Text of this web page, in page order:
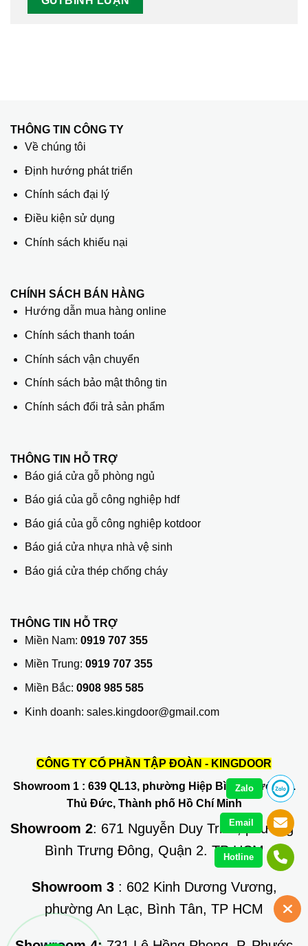
THÔNG TIN CÔNG TY
Về chúng tôi
Định hướng phát triển
Chính sách đại lý
Điều kiện sử dụng
Chính sách khiếu nại
CHÍNH SÁCH BÁN HÀNG
Hướng dẫn mua hàng online
Chính sách thanh toán
Chính sách vận chuyển
Chính sách bảo mật thông tin
Chính sách đổi trả sản phẩm
THÔNG TIN HỖ TRỢ
Báo giá cửa gỗ phòng ngủ
Báo giá của gỗ công nghiệp hdf
Báo giá của gỗ công nghiệp kotdoor
Báo giá cửa nhựa nhà vệ sinh
Báo giá cửa thép chống cháy
THÔNG TIN HỖ TRỢ
Miền Nam: 0919 707 355
Miền Trung: 0919 707 355
Miền Bắc: 0908 985 585
Kinh doanh: sales.kingdoor@gmail.com
CÔNG TY CỔ PHẦN TẬP ĐOÀN - KINGDOOR
Showroom 1: 639 QL13, phường Hiệp Bình Phước, Q.
Thủ Đức, Thành phố Hồ Chí Minh
Showroom 2: 671 Nguyễn Duy Trinh, phường
Bình Trưng Đông, Quận 2. TP HCM
Showroom 3: 602 Kinh Dương Vương,
phường An Lạc, Bình Tân, TP HCM
Zalo
Email
Hotline